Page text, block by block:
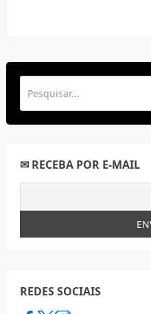
✉ RECEBA POR E-MAIL
REDES SOCIAIS